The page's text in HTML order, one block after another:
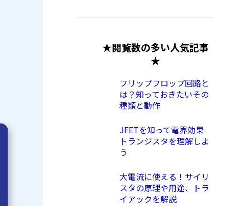
★閲覧数の多い人気記事
★
フリップフロップ回路と
は？知っておきたいその
種類と動作
JFETを知って電界効果
トランジスタを理解しよ
う
大電流に使える！サイリ
スタの原理や用途、トラ
イアックを解説